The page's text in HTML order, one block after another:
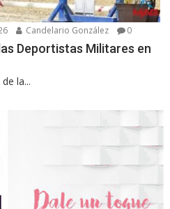
Candelario González 0
Deportistas Militares en
la...